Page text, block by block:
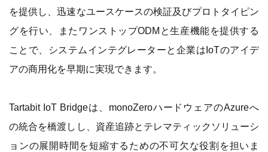
を提供し、迅速なユースケースの検証及びプロトタイピン
グを行い、またワンストップODMと生産機能を提供する
ことで、システムインテグレーターと企業はIoTのアイデ
アの商用化を早期に実現できます。
Tartabit IoT Bridgeは、monoZeroハードウェアのAzureへ
の統合を橋渡しし、資産追跡とテレマティックソリューシ
ョンの展開時間を短縮するための不可欠な役割を担いま